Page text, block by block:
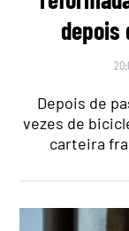
depois
Depois de
vezes de
carteira